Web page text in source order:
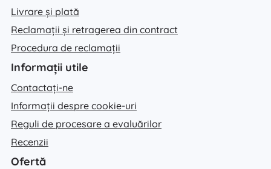
Livrare și plată
Reclamații și retragerea din contract
Procedura de reclamații
Informații utile
Contactați-ne
Informații despre cookie-uri
Reguli de procesare a evaluărilor
Recenzii
Ofertă